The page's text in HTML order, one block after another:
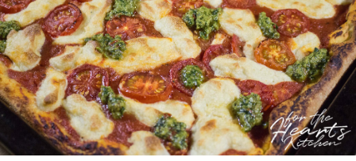
die
Küche
mit Herz
von
Christian
Schäfer.